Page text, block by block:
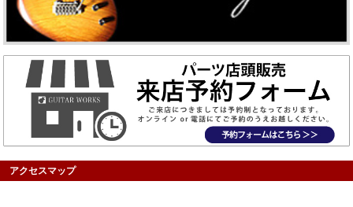
アクセスマップ